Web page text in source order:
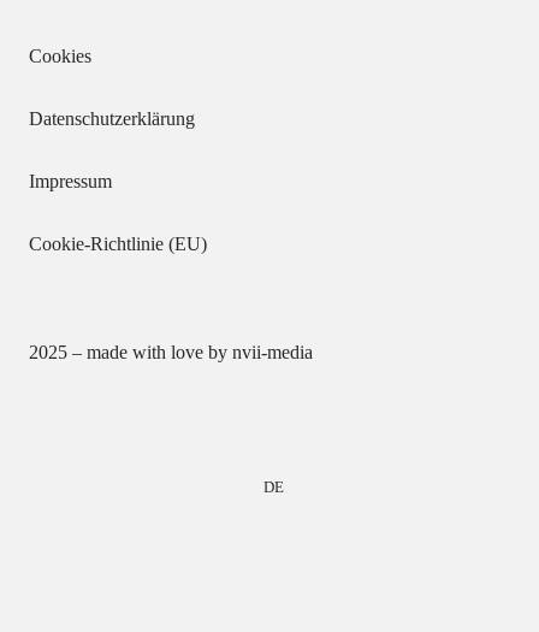
Cookies
Datenschutzerklärung
Impressum
Cookie-Richtlinie (EU)
2025 – made with love by nvii-media
DE